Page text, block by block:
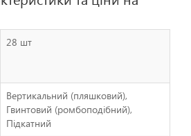
28 шт
Вертикальний (пляшковий),
Гвинтовий (ромбоподібний),
Підкатний